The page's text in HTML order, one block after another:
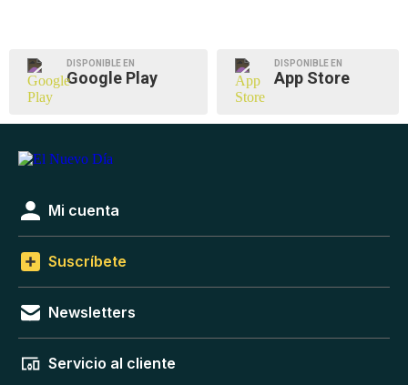
DISPONIBLE EN
Google Play
DISPONIBLE EN
App Store
Mi cuenta
Suscríbete
Newsletters
Servicio al cliente